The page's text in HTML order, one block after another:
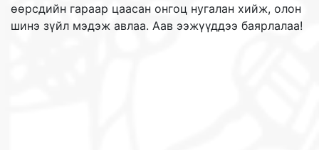
өөрсдийн гараар цаасан онгоц нугалан хийж, олон
шинэ зүйл мэдэж авлаа. Аав ээжүүддээ баярлалаа!